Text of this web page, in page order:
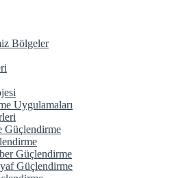
Bölgeler
Uygulamaları
Güçlendirme
Güçlendirme
Güçlendirme